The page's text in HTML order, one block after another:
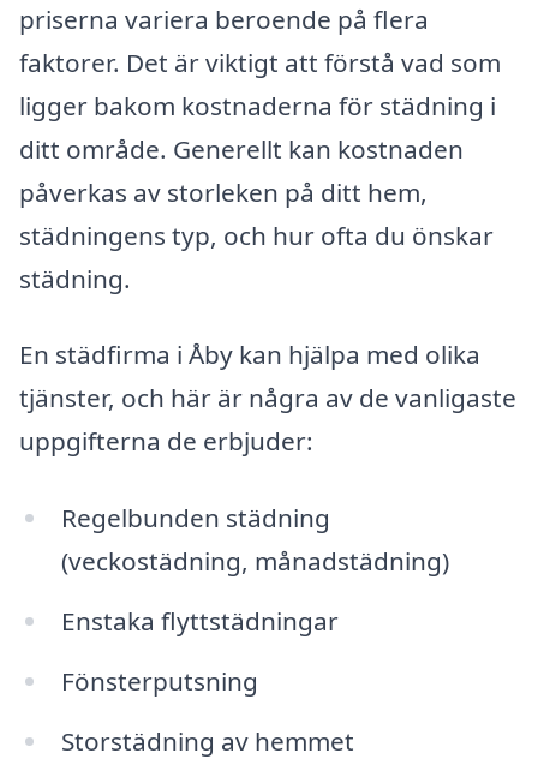
priserna variera beroende på flera
faktorer. Det är viktigt att förstå vad som
ligger bakom kostnaderna för städning i
ditt område. Generellt kan kostnaden
påverkas av storleken på ditt hem,
städningens typ, och hur ofta du önskar
städning.
En städfirma i Åby kan hjälpa med olika
tjänster, och här är några av de vanligaste
uppgifterna de erbjuder:
Regelbunden städning
(veckostädning, månadstädning)
Enstaka flyttstädningar
Fönsterputsning
Storstädning av hemmet